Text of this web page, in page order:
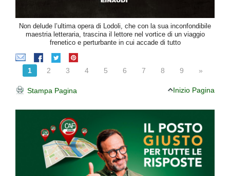
Non delude l’ultima opera di Lodoli, che con la sua inconfondibile
maestria letteraria, trascina il lettore nel vortice di un viaggio
frenetico e perturbante in cui accade di tutto
1 2 3 4 5 6 7 8 9 »
Stampa Pagina Inizio Pagina